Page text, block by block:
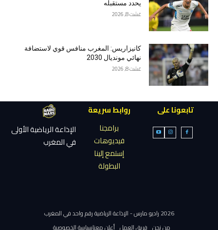
يحدد مستقبله
غشت 8, 2026
كانيزاريس: المغرب منافس قوي لاستضافة
نهائي مونديال 2030
غشت 8, 2026
تابعونا على
روابط سريعة
برامجنا
فيديوهات
إستمع إلينا
البطولة
الإذاعة الرياضية الأولى
في المغرب
2026 راديو مارس - الإذاعة الرياضية رقم واحد في المغرب
من نحن فريق العمل أعلن معناسياسة الخصوصية